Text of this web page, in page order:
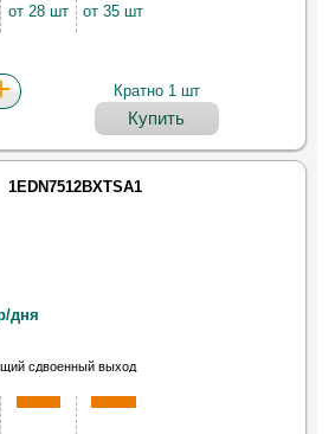
от 28 шт от 35 шт
Кратно 1 шт
Купить
1EDN7512BXTSA1
дня
сдвоенный выход